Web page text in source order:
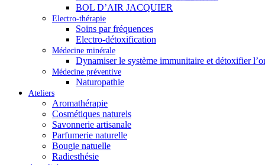
BOL D’AIR JACQUIER
Electro-thérapie
Soins par fréquences
Electro-détoxification
Médecine minérale
Dynamiser le système immunitaire et détoxifier
Médecine préventive
Naturopathie
Ateliers
Aromathérapie
Cosmétiques naturels
Savonnerie artisanale
Parfumerie naturelle
Bougie natuelle
Radiesthésie